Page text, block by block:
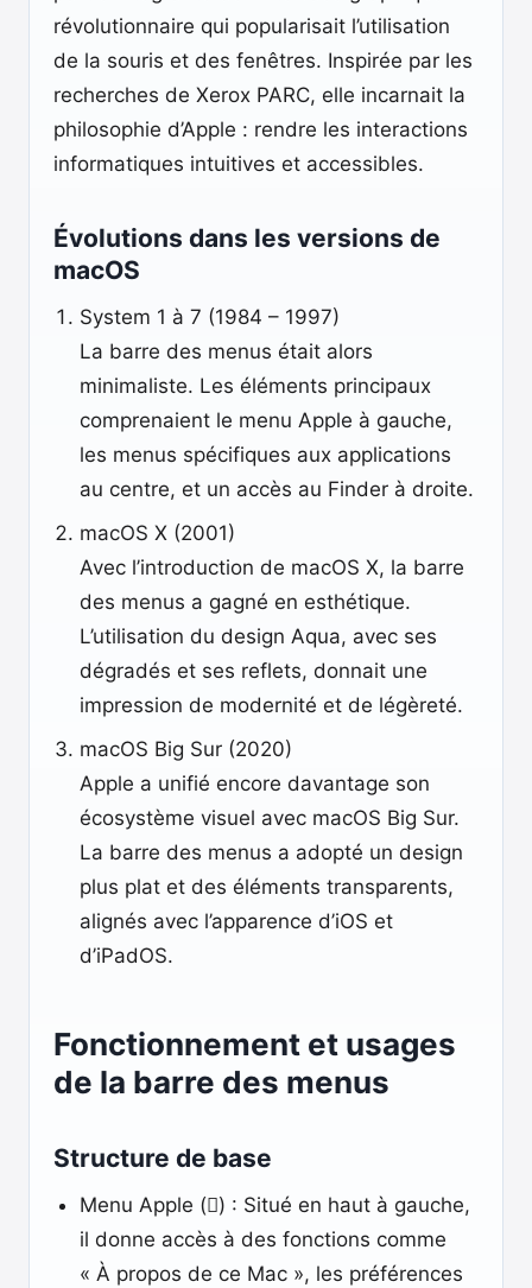
révolutionnaire qui popularisait l’utilisation
de la souris et des fenêtres. Inspirée par les
recherches de Xerox PARC, elle incarnait la
philosophie d’Apple : rendre les interactions
informatiques intuitives et accessibles.
Évolutions dans les versions de
macOS
System 1 à 7 (1984 – 1997)
La barre des menus était alors
minimaliste. Les éléments principaux
comprenaient le menu Apple à gauche,
les menus spécifiques aux applications
au centre, et un accès au Finder à droite.
macOS X (2001)
Avec l’introduction de macOS X, la barre
des menus a gagné en esthétique.
L’utilisation du design Aqua, avec ses
dégradés et ses reflets, donnait une
impression de modernité et de légèreté.
macOS Big Sur (2020)
Apple a unifié encore davantage son
écosystème visuel avec macOS Big Sur.
La barre des menus a adopté un design
plus plat et des éléments transparents,
alignés avec l’apparence d’iOS et
d’iPadOS.
Fonctionnement et usages
de la barre des menus
Structure de base
Menu Apple () : Situé en haut à gauche,
il donne accès à des fonctions comme
« À propos de ce Mac », les préférences